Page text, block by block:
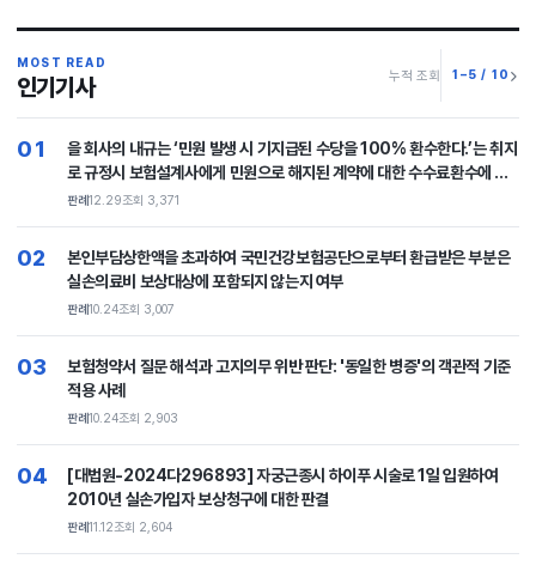
MOST READ
인기기사 누적 조회 6–10 / 10
06
보험계약 체결 후 ‘피보험자의 직업 또는 직무변경시 된 때에는 보험계약자
또는 피보험자는 지체 없이 회사에 통지하도록 하는 조항’은 보험회사가 명
시·설명하여야 하는 보험계약의 중요한 내용에 해당하는 것으로 보험회사
보험계약을 해지할 수 없다는 취지의 판결
판례 10.24조회 2,375
07
실손의료보험 약관 변경으로 다초점 인공수정체 비용이 실손의료보험 보
장에서 제외되자, 안과의원을 운영하는 의사 갑이 을 등에게 백내장 수술 및
다초점 인공수정체 삽입술을 시행하면서 실손의료보험이 적용되는 검사비
가보다 낮추는 방식으로 진료비를 조정하였고, 이후 을 등이 병 보험회사에
검사비를 청구하여 병 회사가 을 등에게 보험금을 지급하였는데, 병 회사가
갑과 을 등을 상대로 이를 기망행위라고 주장하며 손해배상을 구한 사안에
서, 제반 사정에 비추어 갑과 을 등의 위와 같은 행위가 공동불법행위 요건
으로서 위법행위에 해당한다고 보기 어려운데도, 이와 달리 본 원심판단에
법리오해 등의 잘못이 있다고 한 사례
판례 11.3조회 2,319
08
과거의 암이 가입 후 다시 나타났을 때, 이를 '새로운 암의 진단'으로 볼 것
인지 아니면 '과거 사고의 연장(재발)'으로 보아 면책할 것인가?
판례 4.13조회 2,281
09
쌍방과실로 교통사고 발생 시 자차보험계약에 따라 차량수리비 중 자기부
담금 상당액을 보상받지 못한 피보험자들이 상대차량 측을 상대로 자기부
담금 상당의 손해배상을 청구한 사건
판례 3.27조회 2,223